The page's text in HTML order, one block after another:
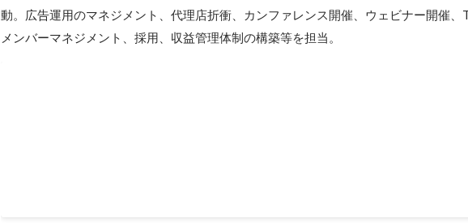
動。広告運用のマネジメント、代理店折衝、カンファレンス開催、ウェビナー開催、
メンバーマネジメント、採用、収益管理体制の構築等を担当。